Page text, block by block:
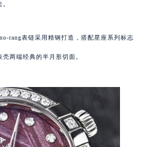
表链采用精钢打造，搭配星座系列标志
两端经典的半月形切面。